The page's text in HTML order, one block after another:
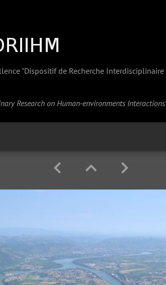
"Dispositif de Recherche
Research on Human-environments